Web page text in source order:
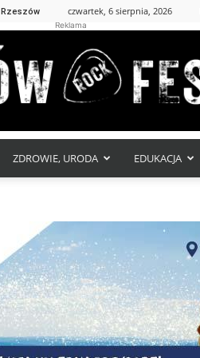
Rzeszów czwartek, 6 sierpnia, 2026
Reklama
ZDROWIE, URODA EDUKACJA